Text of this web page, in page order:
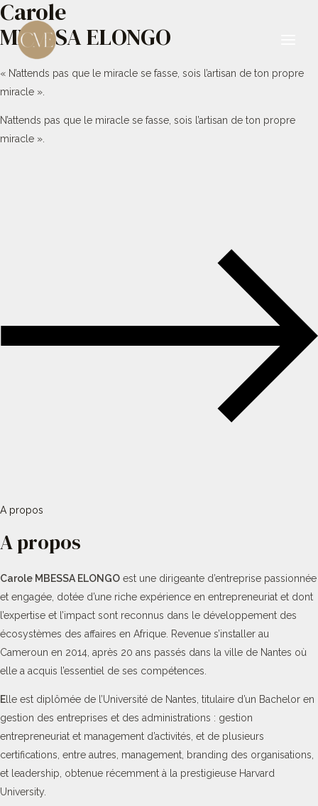
Aller
contenu
Carole
MBESSA ELONGO
« N’attends pas que le miracle se fasse, sois l’artisan de ton propre
miracle ».
N’attends pas que le miracle se fasse, sois l’artisan de ton propre
miracle ».
A propos
A propos
Carole MBESSA ELONGO est une dirigeante d’entreprise passionnée
et engagée, dotée d’une riche expérience en entrepreneuriat et dont
l’expertise et l’impact sont reconnus dans le développement des
écosystèmes des affaires en Afrique. Revenue s’installer au
Cameroun en 2014, après 20 ans passés dans la ville de Nantes où
elle a acquis l’essentiel de ses compétences.
E lle est diplômée de l’Université de Nantes, titulaire d’un Bachelor en
gestion des entreprises et des administrations : gestion
entrepreneuriat et management d’activités, et de plusieurs
certifications, entre autres, management, branding des organisations,
et leadership, obtenue récemment à la prestigieuse Harvard
University.